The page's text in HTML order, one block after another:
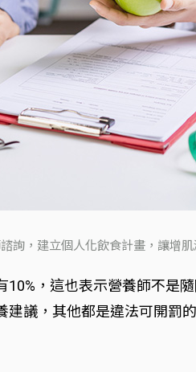
詢，建立個人化飲食計畫，讓增
，這也表示營養師不是
議，其他都是違法可開罰的